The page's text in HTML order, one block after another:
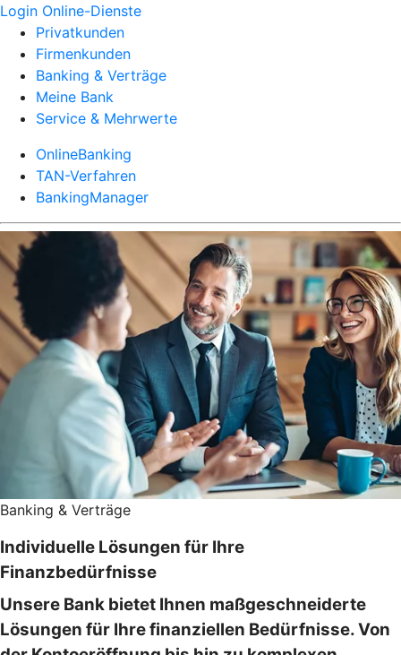
Login Online-Dienste
Privatkunden
Firmenkunden
Banking & Verträge
Meine Bank
Service & Mehrwerte
OnlineBanking
TAN-Verfahren
BankingManager
Banking & Verträge
Individuelle Lösungen für Ihre
Finanzbedürfnisse
Unsere Bank bietet Ihnen maßgeschneiderte
Lösungen für Ihre finanziellen Bedürfnisse. Von